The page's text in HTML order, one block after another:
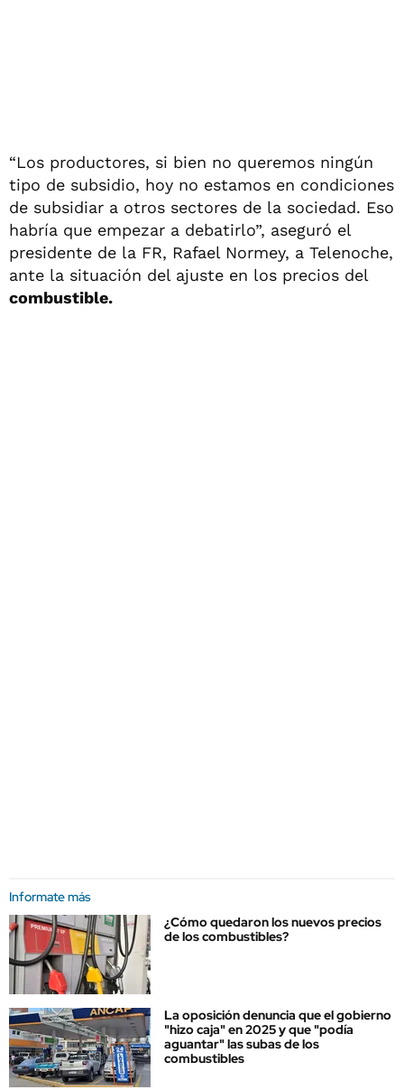
“Los productores, si bien no queremos ningún
tipo de subsidio, hoy no estamos en condiciones
de subsidiar a otros sectores de la sociedad. Eso
habría que empezar a debatirlo”, aseguró el
presidente de la FR, Rafael Normey, a Telenoche,
ante la situación del ajuste en los precios del
combustible.
Informate más
¿Cómo quedaron los nuevos precios
de los combustibles?
La oposición denuncia que el gobierno
"hizo caja" en 2025 y que "podía
aguantar" las subas de los
combustibles